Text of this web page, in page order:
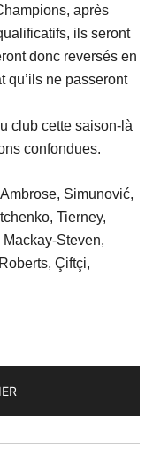
après
ils seront
donc reversés en
qu’ils ne passeront
club cette saison-là
confondues.
Simunović,
Tierney,
Steven,
Çiftçi,